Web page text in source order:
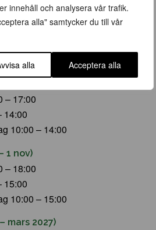
innehåll och analysera vår trafik.
alla" samtycker du till vår
alla Acceptera alla
28 juni)
19:00
10:00 – 16:00
– 17:00
14:00
10:00 – 14:00
1 nov)
– 18:00
15:00
10:00 – 15:00
mars 2027)